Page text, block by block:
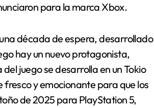
para la marca Xbox.
década de espera, desarrollado
hay un nuevo protagonista,
juego se desarrolla en un Tokio
y emocionante para que los
de 2025 para PlayStation 5,